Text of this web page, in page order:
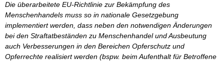
Die überarbeitete EU-Richtlinie zur Bekämpfung des
Menschenhandels muss so in nationale Gesetzgebung
implementiert werden, dass neben den notwendigen Änderungen
bei den Straftatbeständen zu Menschenhandel und Ausbeutung
auch Verbesserungen in den Bereichen Opferschutz und
Opferrechte realisiert werden (bspw. beim Aufenthalt für Betroffene